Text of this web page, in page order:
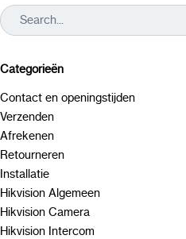
Categorieën
Contact en openingstijden
Verzenden
Afrekenen
Retourneren
Installatie
Hikvision Algemeen
Hikvision Camera
Hikvision Intercom